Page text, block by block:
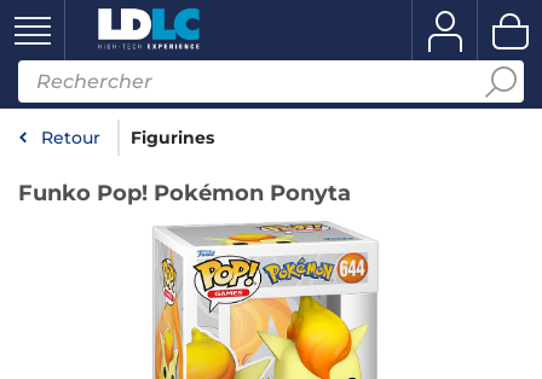
Retour Figurines
Funko Pop! Pokémon Ponyta